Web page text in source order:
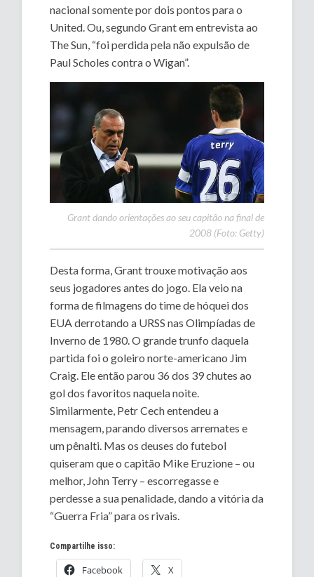
nacional somente por dois pontos para o
United. Ou, segundo Grant em entrevista ao
The Sun, “foi perdida pela não expulsão de
Paul Scholes contra o Wigan”.
Grant dando orientações ao seu capitão na final de
2008 (Foto: Getty)
Desta forma, Grant trouxe motivação aos
seus jogadores antes do jogo. Ela veio na
forma de filmagens do time de hóquei dos
EUA derrotando a URSS nas Olimpíadas de
Inverno de 1980. O grande trunfo daquela
partida foi o goleiro norte-americano Jim
Craig. Ele então parou 36 dos 39 chutes ao
gol dos favoritos naquela noite.
Similarmente, Petr Cech entendeu a
mensagem, parando diversos arremates e
um pênalti. Mas os deuses do futebol
quiseram que o capitão Mike Eruzione – ou
melhor, John Terry – escorregasse e
perdesse a sua penalidade, dando a vitória da
“Guerra Fria” para os rivais.
Compartilhe isso:
Facebook X